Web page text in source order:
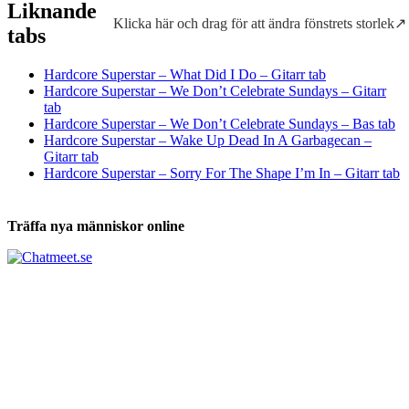
Klicka här och drag för att ändra fönstrets storlek↗
Tabs och ackord för både bas och gitarr
Liknande
tabs
Hardcore Superstar – What Did I Do – Gitarr tab
Hardcore Superstar – We Don’t Celebrate Sundays – Gitarr
tab
Hardcore Superstar – We Don’t Celebrate Sundays – Bas tab
Hardcore Superstar – Wake Up Dead In A Garbagecan –
Gitarr tab
Hardcore Superstar – Sorry For The Shape I’m In – Gitarr tab
Träffa nya människor online